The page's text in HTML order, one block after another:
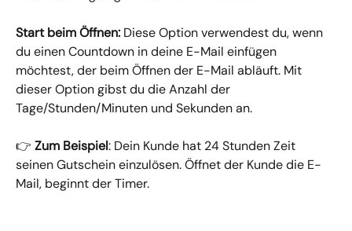
Start beim Öffnen: Diese Option verwendest du, wenn
du einen Countdown in deine E-Mail einfügen
möchtest, der beim Öffnen der E-Mail abläuft. Mit
dieser Option gibst du die Anzahl der
Tage/Stunden/Minuten und Sekunden an.
👉 Zum Beispiel: Dein Kunde hat 24 Stunden Zeit
seinen Gutschein einzulösen. Öffnet der Kunde die E-
Mail, beginnt der Timer.